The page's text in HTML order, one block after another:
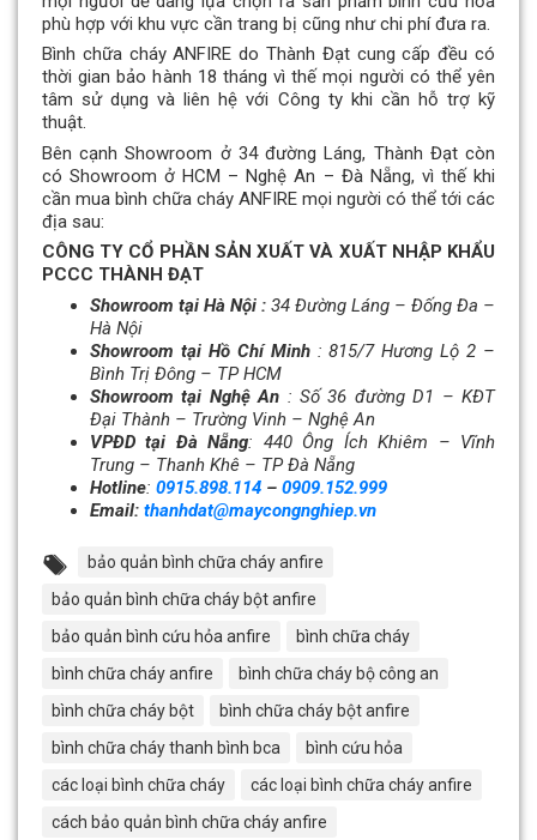
phù hợp với khu vực cần trang bị cũng như chi phí đưa ra.
Bình chữa cháy ANFIRE do Thành Đạt cung cấp đều có
thời gian bảo hành 18 tháng vì thế mọi người có thể yên
tâm sử dụng và liên hệ với Công ty khi cần hỗ trợ kỹ
thuật.
Bên cạnh Showroom ở 34 đường Láng, Thành Đạt còn
có Showroom ở HCM – Nghệ An – Đà Nẵng, vì thế khi
cần mua bình chữa cháy ANFIRE mọi người có thể tới các
địa sau:
CÔNG TY CỔ PHẦN SẢN XUẤT VÀ XUẤT NHẬP KHẨU
PCCC THÀNH ĐẠT
Showroom tại Hà Nội : 34 Đường Láng – Đống Đa –
Hà Nội
Showroom tại Hồ Chí Minh: 815/7 Hương Lộ 2 –
Bình Trị Đông – TP HCM
Showroom tại Nghệ An : Số 36 đường D1 – KĐT
Đại Thành – Trường Vinh – Nghệ An
VPĐD tại Đà Nẵng: 440 Ông Ích Khiêm – Vĩnh
Trung – Thanh Khê – TP Đà Nẵng
Hotline: 0915.898.114 – 0909.152.999
Email: thanhdat@maycongnghiep.vn
bảo quản bình chữa cháy anfire
bảo quản bình chữa cháy bột anfire
bảo quản bình cứu hỏa anfire
bình chữa cháy
bình chữa cháy anfire
bình chữa cháy bộ công an
bình chữa cháy bột
bình chữa cháy bột anfire
bình chữa cháy thanh bình bca
bình cứu hỏa
các loại bình chữa cháy
các loại bình chữa cháy anfire
cách bảo quản bình chữa cháy anfire